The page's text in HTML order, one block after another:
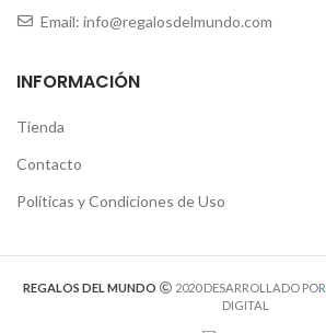
Email: info@regalosdelmundo.com
INFORMACIÓN
Tienda
Contacto
Políticas y Condiciones de Uso
REGALOS DEL MUNDO 2020 DESARROLLADO POR
DIGITAL